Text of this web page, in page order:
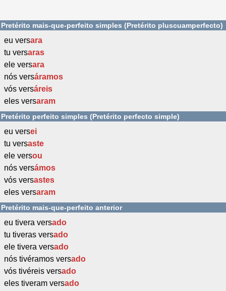
Pretérito mais-que-perfeito simples (Pretérito pluscuamperfecto)
eu versara
tu versaras
ele versara
nós versáramos
vós versáreis
eles versaram
Pretérito perfeito simples (Pretérito perfecto simple)
eu versei
tu versaste
ele versou
nós versámos
vós versastes
eles versaram
Pretérito mais-que-perfeito anterior
eu tivera versado
tu tiveras versado
ele tivera versado
nós tivéramos versado
vós tivéreis versado
eles tiveram versado